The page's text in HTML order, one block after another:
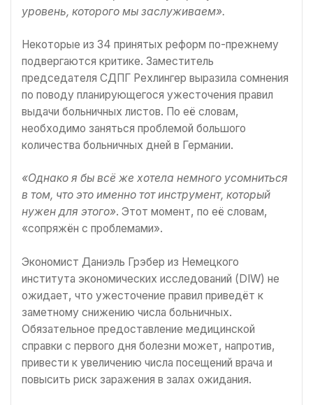
уровень, которого мы заслуживаем».
Некоторые из 34 принятых реформ по-прежнему
подвергаются критике. Заместитель
председателя СДПГ Рехлингер выразила сомнения
по поводу планирующегося ужесточения правил
выдачи больничных листов. По её словам,
необходимо заняться проблемой большого
количества больничных дней в Германии.
«Однако я бы всё же хотела немного усомниться
в том, что это именно тот инструмент, который
нужен для этого». Этот момент, по её словам,
«сопряжён с проблемами».
Экономист Даниэль Грэбер из Немецкого
института экономических исследований (DIW) не
ожидает, что ужесточение правил приведёт к
заметному снижению числа больничных.
Обязательное предоставление медицинской
справки с первого дня болезни может, напротив,
привести к увеличению числа посещений врача и
повысить риск заражения в залах ожидания.